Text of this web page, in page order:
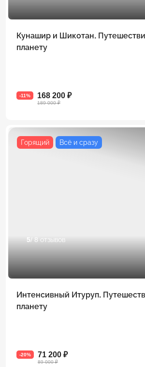
Кунашир и Шикотан.
планету
-11% 168 200 ₽
189 000 ₽
Горящий Всё и сразу
5/ 8 отзывов
Интенсивный Итуруп.
планету
-20% 71 200 ₽
89 000 ₽